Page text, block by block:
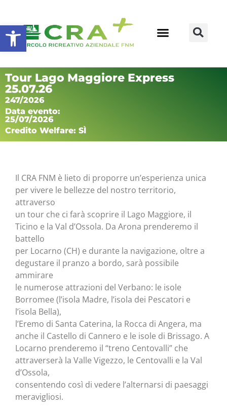
Apri la barra degli strumenti
Tour Lago Maggiore Express
25.07.26
247/2026
Data evento:
25/07/2026
Credito Welfare: SÌ
Il CRA FNM è lieto di proporre un’esperienza unica
per vivere le bellezze del nostro territorio,
attraverso
un tour che ci farà scoprire il Lago Maggiore, il
Ticino e la Val d’Ossola. Da Arona prenderemo il
battello
per Locarno (CH) e durante la navigazione, oltre a
degustare il pranzo a bordo, sarà possibile
ammirare
le numerose attrazioni del Verbano: le isole
Borromee (l’isola Madre, l’isola dei Pescatori e
l’isola Bella),
l’Eremo di Santa Caterina, la Rocca di Angera, ma
anche il Castello di Cannero e le isole di Brissago. A
Locarno prenderemo il “treno Centovalli” che
attraverserà la Valle Vigezzo, le Centovalli e la Val
d’Ossola,
consentendo così di vedere l’alternarsi di paesaggi
meravigliosi.